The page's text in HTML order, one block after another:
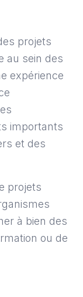
projets
au sein des
expérience
importants
et des
projets
à bien des
ou de